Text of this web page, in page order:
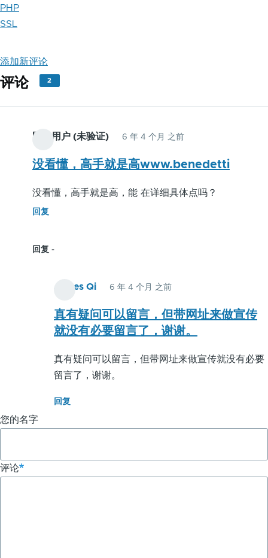
PHP
SSL
添加新评论
评论 2
匿名用户 (未验证) 6 年 4 个月 之前
没看懂，高手就是高www.benedetti
没看懂，高手就是高，能 在详细具体点吗？
回复
回复
James Qi 6 年 4 个月 之前
名
用
(未
看
真有疑问可以留言，但带网址来做宣传
就没有必要留言了，谢谢。
真有疑问可以留言，但带网址来做宣传就没有必要
留言了，谢谢。
回复
您的名字
评论